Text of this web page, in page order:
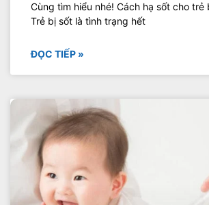
Cùng tìm hiểu nhé! Cách hạ sốt cho trẻ
Trẻ bị sốt là tình trạng hết
ĐỌC TIẾP »